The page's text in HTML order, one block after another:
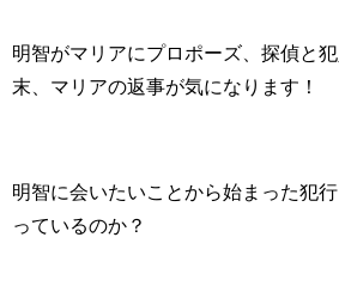
明智がマリアにプロポーズ、探偵と
末、マリアの返事が気になります！
明智に会いたいことから始まった犯
っているのか？